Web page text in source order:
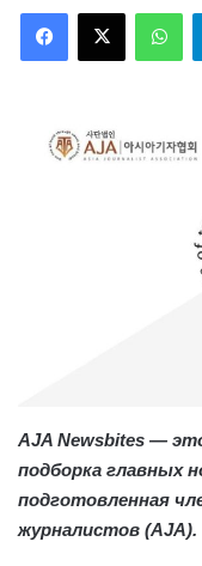
FacebookX
AJA Newsbites —
подборка главных
подготовленная
журналистов (AJA).